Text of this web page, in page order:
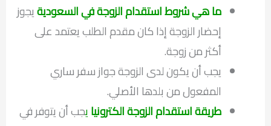
ما هي شروط استقدام الزوجة في السعوديةيجوز
إحضار الزوجة إذا كان مقدم الطلب يعتمد على
أكثر من زوجة.
يجب أن يكون لدى الزوجة جواز سفر ساري
المفعول من بلدها الأصلي.
طريقة استقدام الزوجة الكترونيايجب أن يتوفر في